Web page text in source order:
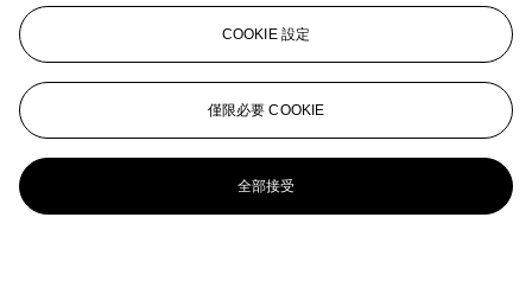
COOKIE 設定
僅限必要 COOKIE
全部接受